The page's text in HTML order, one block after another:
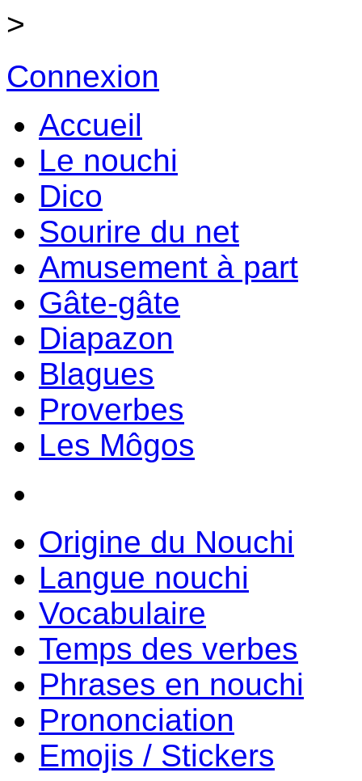
>
Connexion
Accueil
Le nouchi
Dico
Sourire du net
Amusement à part
Gâte-gâte
Diapazon
Blagues
Proverbes
Les Môgos
Origine du Nouchi
Langue nouchi
Vocabulaire
Temps des verbes
Phrases en nouchi
Prononciation
Emojis / Stickers